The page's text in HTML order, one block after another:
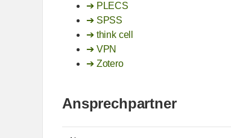
PLECS
SPSS
think cell
VPN
Zotero
Ansprechpartner